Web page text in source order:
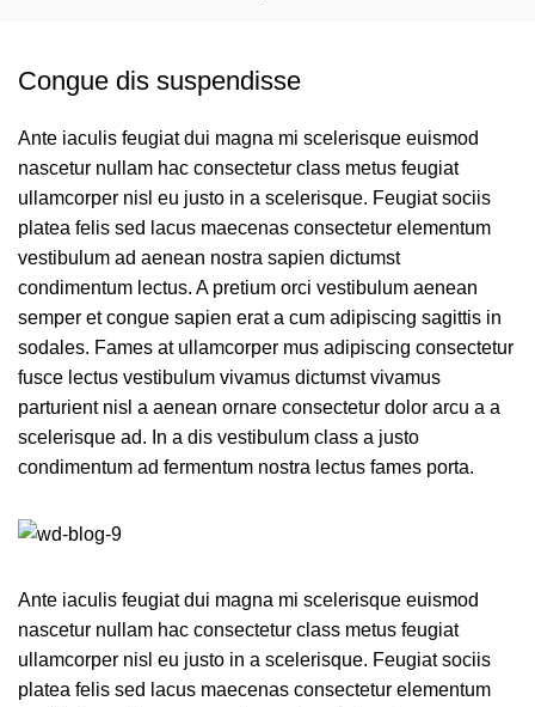
Congue dis suspendisse
Ante iaculis feugiat dui magna mi scelerisque euismod
nascetur nullam hac consectetur class metus feugiat
ullamcorper nisl eu justo in a scelerisque. Feugiat sociis
platea felis sed lacus maecenas consectetur elementum
vestibulum ad aenean nostra sapien dictumst
condimentum lectus. A pretium orci vestibulum aenean
semper et congue sapien erat a cum adipiscing sagittis in
sodales. Fames at ullamcorper mus adipiscing consectetur
fusce lectus vestibulum vivamus dictumst vivamus
parturient nisl a aenean ornare consectetur dolor arcu a a
scelerisque ad. In a dis vestibulum class a justo
condimentum ad fermentum nostra lectus fames porta.
Ante iaculis feugiat dui magna mi scelerisque euismod
nascetur nullam hac consectetur class metus feugiat
ullamcorper nisl eu justo in a scelerisque. Feugiat sociis
platea felis sed lacus maecenas consectetur elementum